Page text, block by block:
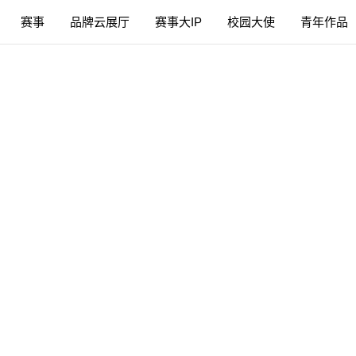
赛事 品牌云展厅 赛事大IP 校园大使 青年作品